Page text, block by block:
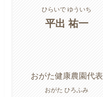
ひらいで ゆういち
平出 祐一
おがた健康農園代表
おがた ひろふみ